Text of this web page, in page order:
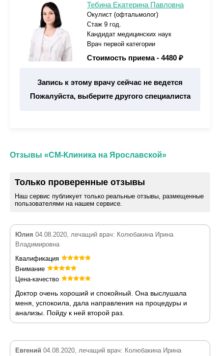
Тебина Екатерина Павловна
Окулист (офтальмолог)
Стаж 9 год.
Кандидат медицинских наук
Врач первой категории
Стоимость приема - 4480 ₽
Запись к этому врачу сейчас не ведется
Пожалуйста, выберите другого специалиста
Отзывы «СМ-Клиника на Ярославской»
Только проверенные отзывы
Наш сервис публикует только реальные отзывы, размещенные
пользователями на нашем сервисе.
Юлия 04.08.2020, лечащий врач: Колюбакина Ирина
Владимировна
Квалификация
Внимание
Цена-качество
Доктор очень хороший и спокойный. Она выслушала
меня, успокоила, дала направления на процедуры и
анализы. Пойду к ней второй раз.
Евгений 04.08.2020, лечащий врач: Колюбакина Ирина